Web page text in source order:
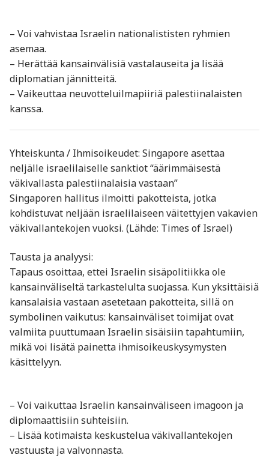
– Voi vahvistaa Israelin nationalististen ryhmien
asemaa.
– Herättää kansainvälisiä vastalauseita ja lisää
diplomatian jännitteitä.
– Vaikeuttaa neuvotteluilmapiiriä palestiinalaisten
kanssa.
Yhteiskunta / Ihmisoikeudet: Singapore asettaa
neljälle israelilaiselle sanktiot “äärimmäisestä
väkivallasta palestiinalaisia vastaan”
Singaporen hallitus ilmoitti pakotteista, jotka
kohdistuvat neljään israelilaiseen väitettyjen vakavien
väkivallantekojen vuoksi. (Lähde: Times of Israel)
Tausta ja analyysi:
Tapaus osoittaa, ettei Israelin sisäpolitiikka ole
kansainväliseltä tarkastelulta suojassa. Kun yksittäisiä
kansalaisia vastaan asetetaan pakotteita, sillä on
symbolinen vaikutus: kansainväliset toimijat ovat
valmiita puuttumaan Israelin sisäisiin tapahtumiin,
mikä voi lisätä painetta ihmisoikeuskysymysten
käsittelyyn.
– Voi vaikuttaa Israelin kansainväliseen imagoon ja
diplomaattisiin suhteisiin.
– Lisää kotimaista keskustelua väkivallantekojen
vastuusta ja valvonnasta.